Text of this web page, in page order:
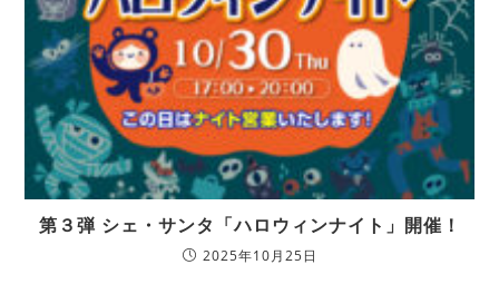
第３弾 シェ・サンタ「ハロウィンナイト」開催！
2025年10月25日